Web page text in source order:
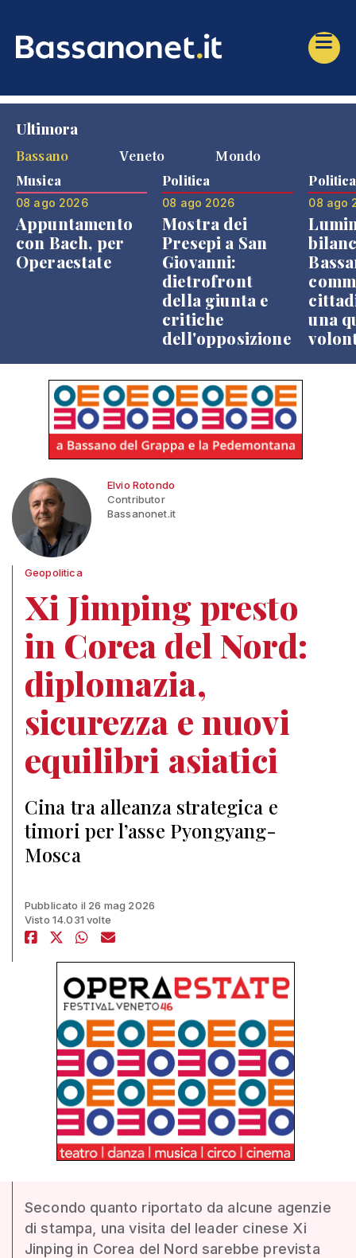
Ultimora
Bassano
Veneto Mondo
Musica
08 ago 2026
Appuntamento
con Bach, per
Operaestate
Politica
08 ago 2026
Mostra dei
Presepi a San
Giovanni:
dietrofront
della giunta e
critiche
dell'opposizione
Politica
08 ago
una
Elvio Rotondo
Contributor
Bassanonet.it
Geopolitica
Xi Jimping presto
in Corea del Nord:
diplomazia,
sicurezza e nuovi
equilibri asiatici
Cina tra alleanza strategica e
timori per l’asse Pyongyang-
Mosca
Pubblicato il 26 mag 2026
Visto 14.031 volte
Secondo quanto riportato da alcune agenzie
di stampa, una visita del leader cinese Xi
Jinping in Corea del Nord sarebbe prevista